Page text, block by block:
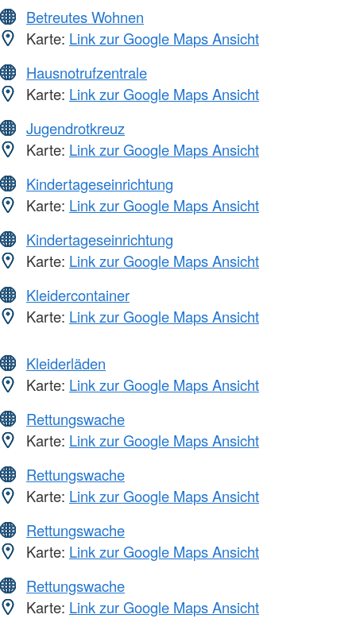
Betreutes Wohnen
Karte: Link zur Google Maps Ansicht
Hausnotrufzentrale
Karte: Link zur Google Maps Ansicht
Jugendrotkreuz
Karte: Link zur Google Maps Ansicht
Kindertageseinrichtung
Karte: Link zur Google Maps Ansicht
Kindertageseinrichtung
Karte: Link zur Google Maps Ansicht
Kleidercontainer
Karte: Link zur Google Maps Ansicht
Kleiderläden
Karte: Link zur Google Maps Ansicht
Rettungswache
Karte: Link zur Google Maps Ansicht
Rettungswache
Karte: Link zur Google Maps Ansicht
Rettungswache
Karte: Link zur Google Maps Ansicht
Rettungswache
Karte: Link zur Google Maps Ansicht